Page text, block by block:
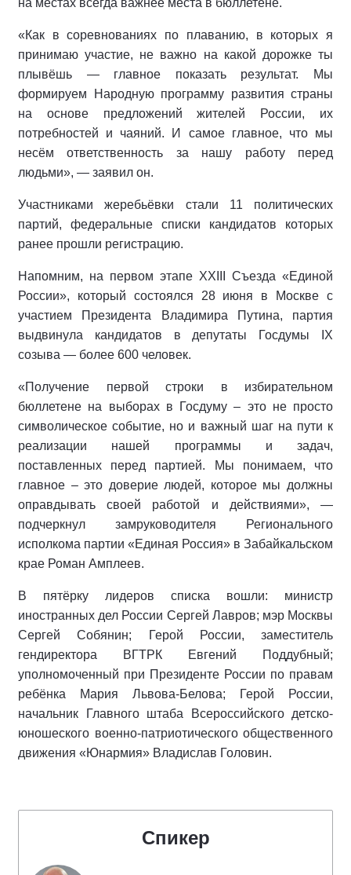
на местах всегда важнее места в бюллетене.
«Как в соревнованиях по плаванию, в которых я
принимаю участие, не важно на какой дорожке ты
плывёшь — главное показать результат. Мы
формируем Народную программу развития страны
на основе предложений жителей России, их
потребностей и чаяний. И самое главное, что мы
несём ответственность за нашу работу перед
людьми», — заявил он.
Участниками жеребьёвки стали 11 политических
партий, федеральные списки кандидатов которых
ранее прошли регистрацию.
Напомним, на первом этапе XXIII Съезда «Единой
России», который состоялся 28 июня в Москве с
участием Президента Владимира Путина, партия
выдвинула кандидатов в депутаты Госдумы IX
созыва — более 600 человек.
«Получение первой строки в избирательном
бюллетене на выборах в Госдуму – это не просто
символическое событие, но и важный шаг на пути к
реализации нашей программы и задач,
поставленных перед партией. Мы понимаем, что
главное – это доверие людей, которое мы должны
оправдывать своей работой и действиями», —
подчеркнул замруководителя Регионального
исполкома партии «Единая Россия» в Забайкальском
крае Роман Амплеев.
В пятёрку лидеров списка вошли: министр
иностранных дел России Сергей Лавров; мэр Москвы
Сергей Собянин; Герой России, заместитель
гендиректора ВГТРК Евгений Поддубный;
уполномоченный при Президенте России по правам
ребёнка Мария Львова-Белова; Герой России,
начальник Главного штаба Всероссийского детско-
юношеского военно-патриотического общественного
движения «Юнармия» Владислав Головин.
Спикер